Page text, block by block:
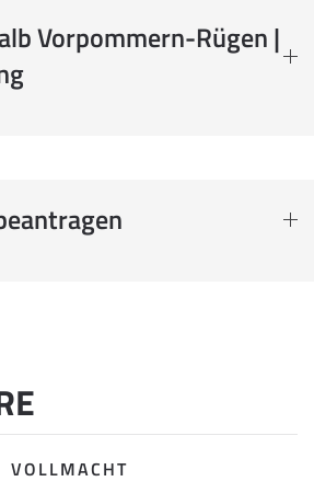
Vorpommern-Rügen |
VOLLMACHT